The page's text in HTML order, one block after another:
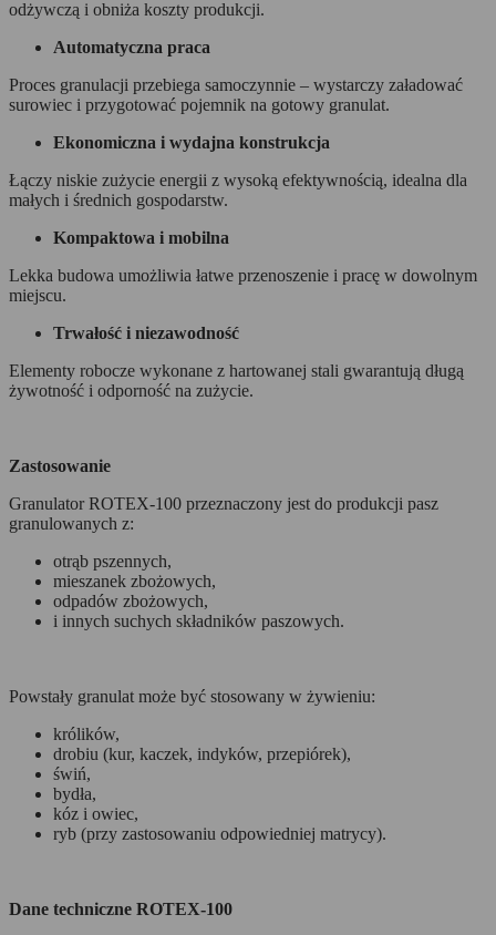
odżywczą i obniża koszty produkcji.
Automatyczna praca
Proces granulacji przebiega samoczynnie – wystarczy załadować
surowiec i przygotować pojemnik na gotowy granulat.
Ekonomiczna i wydajna konstrukcja
Łączy niskie zużycie energii z wysoką efektywnością, idealna dla
małych i średnich gospodarstw.
Kompaktowa i mobilna
Lekka budowa umożliwia łatwe przenoszenie i pracę w dowolnym
miejscu.
Trwałość i niezawodność
Elementy robocze wykonane z hartowanej stali gwarantują długą
żywotność i odporność na zużycie.
Zastosowanie
Granulator ROTEX-100 przeznaczony jest do produkcji pasz
granulowanych z:
otrąb pszennych,
mieszanek zbożowych,
odpadów zbożowych,
i innych suchych składników paszowych.
Powstały granulat może być stosowany w żywieniu:
królików,
drobiu (kur, kaczek, indyków, przepiórek),
świń,
bydła,
kóz i owiec,
ryb (przy zastosowaniu odpowiedniej matrycy).
Dane techniczne ROTEX-100